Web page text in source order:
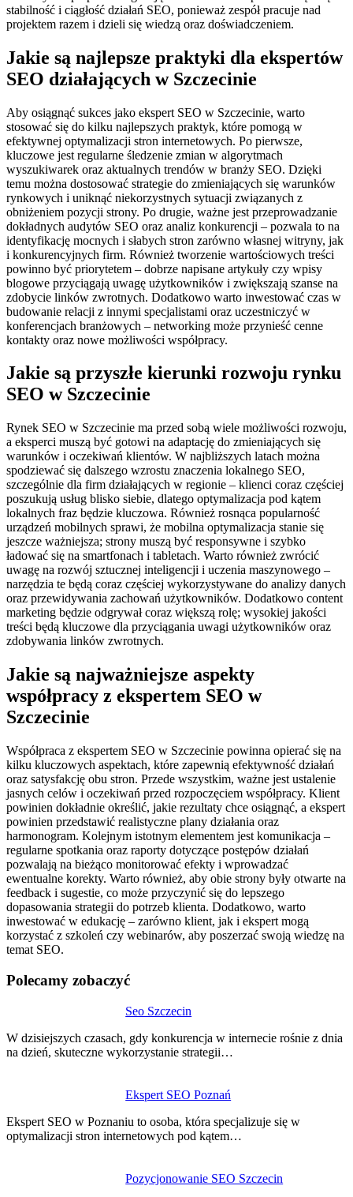
stabilność i ciągłość działań SEO, ponieważ zespół pracuje nad
projektem razem i dzieli się wiedzą oraz doświadczeniem.
Jakie są najlepsze praktyki dla ekspertów
SEO działających w Szczecinie
Aby osiągnąć sukces jako ekspert SEO w Szczecinie, warto
stosować się do kilku najlepszych praktyk, które pomogą w
efektywnej optymalizacji stron internetowych. Po pierwsze,
kluczowe jest regularne śledzenie zmian w algorytmach
wyszukiwarek oraz aktualnych trendów w branży SEO. Dzięki
temu można dostosować strategie do zmieniających się warunków
rynkowych i uniknąć niekorzystnych sytuacji związanych z
obniżeniem pozycji strony. Po drugie, ważne jest przeprowadzanie
dokładnych audytów SEO oraz analiz konkurencji – pozwala to na
identyfikację mocnych i słabych stron zarówno własnej witryny, jak
i konkurencyjnych firm. Również tworzenie wartościowych treści
powinno być priorytetem – dobrze napisane artykuły czy wpisy
blogowe przyciągają uwagę użytkowników i zwiększają szanse na
zdobycie linków zwrotnych. Dodatkowo warto inwestować czas w
budowanie relacji z innymi specjalistami oraz uczestniczyć w
konferencjach branżowych – networking może przynieść cenne
kontakty oraz nowe możliwości współpracy.
Jakie są przyszłe kierunki rozwoju rynku
SEO w Szczecinie
Rynek SEO w Szczecinie ma przed sobą wiele możliwości rozwoju,
a eksperci muszą być gotowi na adaptację do zmieniających się
warunków i oczekiwań klientów. W najbliższych latach można
spodziewać się dalszego wzrostu znaczenia lokalnego SEO,
szczególnie dla firm działających w regionie – klienci coraz częściej
poszukują usług blisko siebie, dlatego optymalizacja pod kątem
lokalnych fraz będzie kluczowa. Również rosnąca popularność
urządzeń mobilnych sprawi, że mobilna optymalizacja stanie się
jeszcze ważniejsza; strony muszą być responsywne i szybko
ładować się na smartfonach i tabletach. Warto również zwrócić
uwagę na rozwój sztucznej inteligencji i uczenia maszynowego –
narzędzia te będą coraz częściej wykorzystywane do analizy danych
oraz przewidywania zachowań użytkowników. Dodatkowo content
marketing będzie odgrywał coraz większą rolę; wysokiej jakości
treści będą kluczowe dla przyciągania uwagi użytkowników oraz
zdobywania linków zwrotnych.
Jakie są najważniejsze aspekty
współpracy z ekspertem SEO w
Szczecinie
Współpraca z ekspertem SEO w Szczecinie powinna opierać się na
kilku kluczowych aspektach, które zapewnią efektywność działań
oraz satysfakcję obu stron. Przede wszystkim, ważne jest ustalenie
jasnych celów i oczekiwań przed rozpoczęciem współpracy. Klient
powinien dokładnie określić, jakie rezultaty chce osiągnąć, a ekspert
powinien przedstawić realistyczne plany działania oraz
harmonogram. Kolejnym istotnym elementem jest komunikacja –
regularne spotkania oraz raporty dotyczące postępów działań
pozwalają na bieżąco monitorować efekty i wprowadzać
ewentualne korekty. Warto również, aby obie strony były otwarte na
feedback i sugestie, co może przyczynić się do lepszego
dopasowania strategii do potrzeb klienta. Dodatkowo, warto
inwestować w edukację – zarówno klient, jak i ekspert mogą
korzystać z szkoleń czy webinarów, aby poszerzać swoją wiedzę na
temat SEO.
Polecamy zobaczyć
Seo Szczecin
W dzisiejszych czasach, gdy konkurencja w internecie rośnie z dnia
na dzień, skuteczne wykorzystanie strategii…
Ekspert SEO Poznań
Ekspert SEO w Poznaniu to osoba, która specjalizuje się w
optymalizacji stron internetowych pod kątem…
Pozycjonowanie SEO Szczecin
wpisu